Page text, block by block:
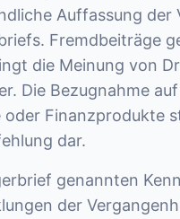
Auffassung der
Fremdbeiträge
die Meinung von
Die Bezugnahme
oder Finanzprodukte
dar.
genannten
der